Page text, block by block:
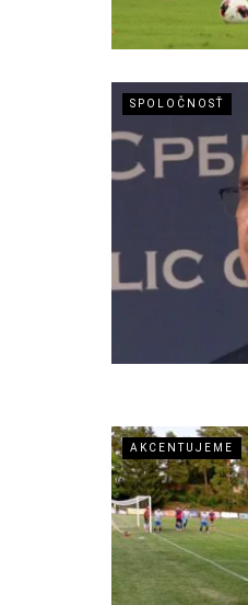
SPOLOČNOSŤ
AKCENTUJEME